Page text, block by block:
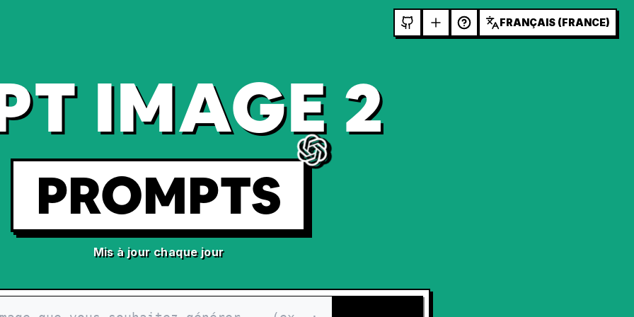
FRANÇAIS (FRANCE)
IMAGE 2
PROMPTS
Mis à jour chaque jour